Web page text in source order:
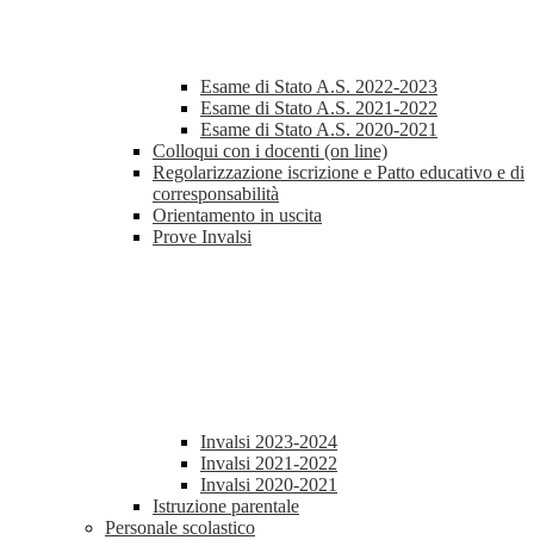
Esame di Stato A.S. 2022-2023
Esame di Stato A.S. 2021-2022
Esame di Stato A.S. 2020-2021
Colloqui con i docenti (on line)
Regolarizzazione iscrizione e Patto educativo e di
corresponsabilità
Orientamento in uscita
Prove Invalsi
Invalsi 2023-2024
Invalsi 2021-2022
Invalsi 2020-2021
Istruzione parentale
Personale scolastico